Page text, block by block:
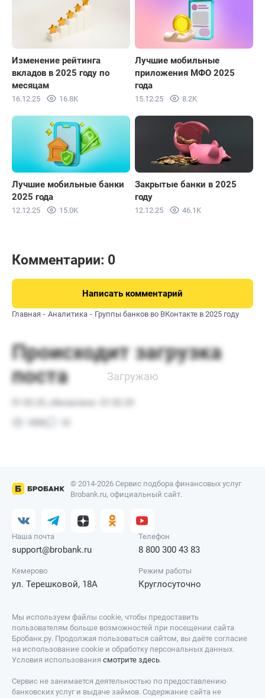
Изменение рейтинга
вкладов в 2025 году по
месяцам
16.12.25 16.8K
Лучшие мобильные
приложения МФО 2025
года
15.12.25 8.2K
Лучшие мобильные банки
2025 года
12.12.25 15.0K
Закрытые банки в 2025
году
12.12.25 46.1K
Комментарии: 0
Написать комментарий
Главная Аналитика Группы банков во ВКонтакте в 2025 году
© 2014-2026 Сервис подбора финансовых услуг
Brobank.ru, официальный сайт.
Наша почта
support@brobank.ru
Телефон
8 800 300 43 83
Кемерово
ул. Терешковой, 18А
Режим работы
Круглосуточно
Мы используем файлы cookie, чтобы предоставить
пользователям больше возможностей при посещении сайта
Бробанк.ру. Продолжая пользоваться сайтом, вы даёте согласие
на использование cookie и обработку персональных данных.
Условия использования смотрите здесь.
Сервис не занимается деятельностью по предоставлению
банковских услуг и выдаче займов. Содержание сайта не